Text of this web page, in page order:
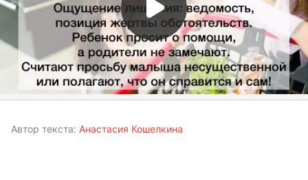
Автор текста: Анастасия Кошелкина